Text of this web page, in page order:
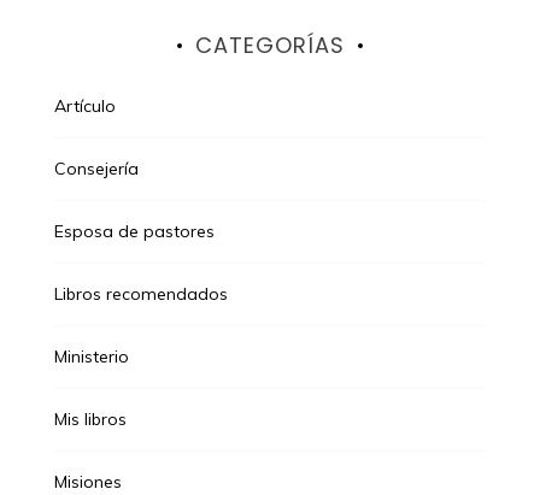
CATEGORÍAS
Artículo
Consejería
Esposa de pastores
Libros recomendados
Ministerio
Mis libros
Misiones